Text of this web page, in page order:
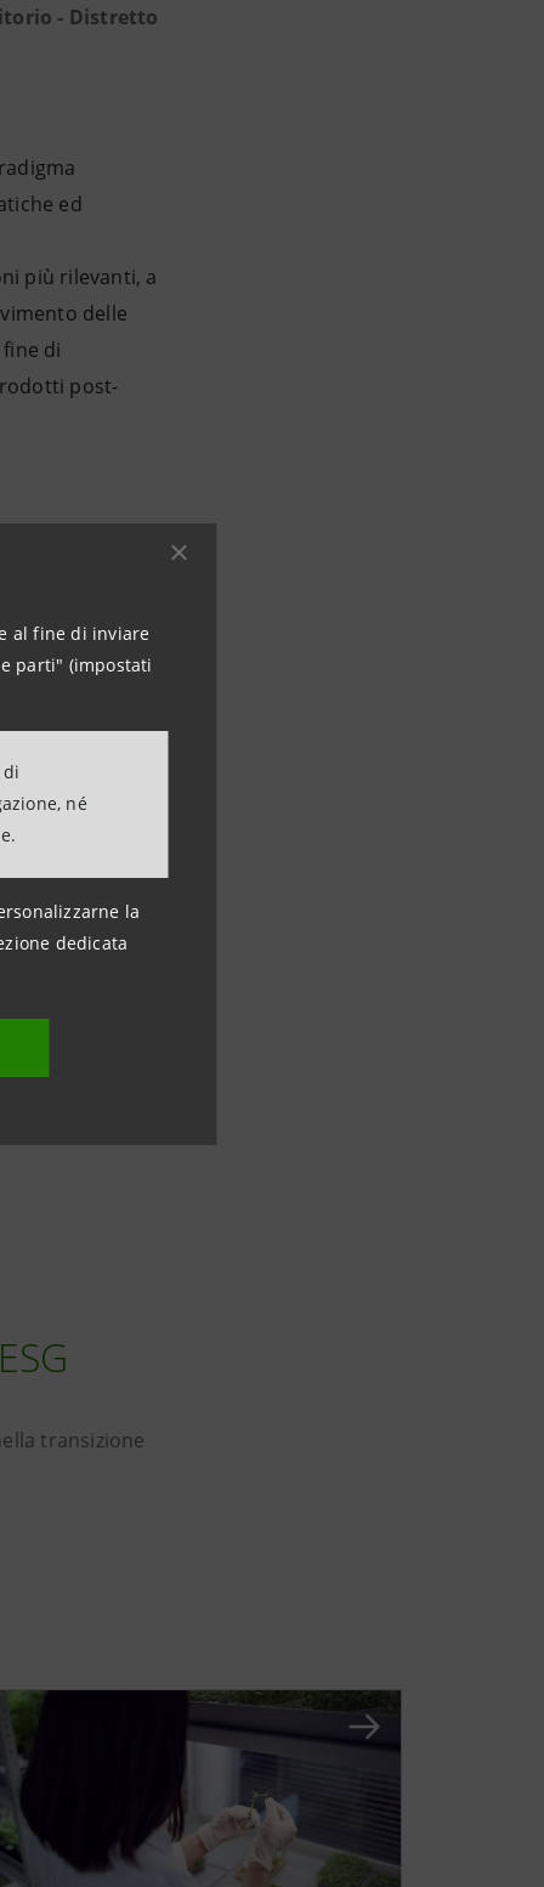
al fine di inviare
parti" (impostati
né
la
dedicata
- Distretto
ed
più rilevanti, a
delle
di
post-
ESG
transizione